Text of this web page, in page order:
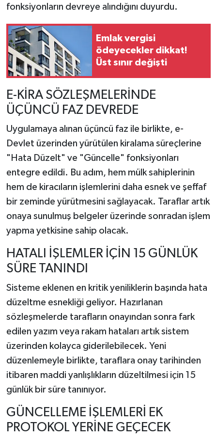
fonksiyonların devreye alındığını duyurdu.
Emlak vergisi
ödeyecekler dikkat!
Üst sınır değişti
E-KİRA SÖZLEŞMELERİNDE
ÜÇÜNCÜ FAZ DEVREDE
Uygulamaya alınan üçüncü faz ile birlikte, e-
Devlet üzerinden yürütülen kiralama süreçlerine
"Hata Düzelt" ve "Güncelle" fonksiyonları
entegre edildi. Bu adım, hem mülk sahiplerinin
hem de kiracıların işlemlerini daha esnek ve şeffaf
bir zeminde yürütmesini sağlayacak. Taraflar artık
onaya sunulmuş belgeler üzerinde sonradan işlem
yapma yetkisine sahip olacak.
HATALI İŞLEMLER İÇİN 15 GÜNLÜK
SÜRE TANINDI
Sisteme eklenen en kritik yeniliklerin başında hata
düzeltme esnekliği geliyor. Hazırlanan
sözleşmelerde tarafların onayından sonra fark
edilen yazım veya rakam hataları artık sistem
üzerinden kolayca giderilebilecek. Yeni
düzenlemeyle birlikte, taraflara onay tarihinden
itibaren maddi yanlışlıkların düzeltilmesi için 15
günlük bir süre tanınıyor.
GÜNCELLEME İŞLEMLERİ EK
PROTOKOL YERİNE GEÇECEK